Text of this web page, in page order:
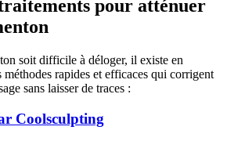
pour atténuer
soit difficile à déloger, il existe en
méthodes rapides et efficaces qui corrigent
sans laisser de traces :
Coolsculpting